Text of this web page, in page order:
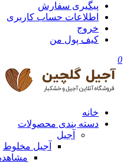
پیگیری سفارش
اطلاعات حساب كاربری
خروج
کیف پول من
0
خانه
دسته بندی محصولات
آجیل
آجیل مخلوط